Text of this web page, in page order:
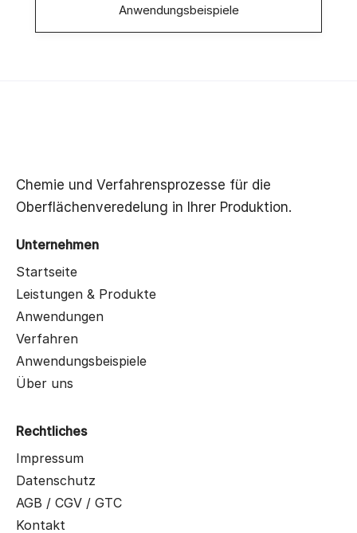
Anwendungsbeispiele
Chemie und Verfahrensprozesse für die
Oberflächenveredelung in Ihrer Produktion.
Unternehmen
Startseite
Leistungen & Produkte
Anwendungen
Verfahren
Anwendungsbeispiele
Über uns
Rechtliches
Impressum
Datenschutz
AGB / CGV / GTC
Kontakt